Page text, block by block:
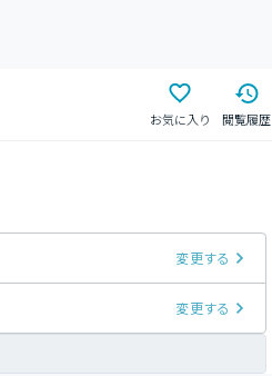
お気に入り 閲覧履歴
変更する
変更する